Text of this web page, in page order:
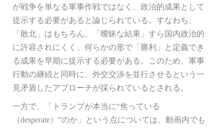
が戦争を単なる軍事作戦ではなく、政治的成果として
提示する必要があると論じられている。すなわち、
「敗北」はもちろん、「曖昧な結果」すら国内政治的
に許容されにくく、何らかの形で「勝利」と定義でき
る成果を早期に提示する必要がある。このため、軍事
行動の継続と同時に、外交交渉を並行させるという一
見矛盾したアプローチが採られているとされる。
一方で、「トランプが本当に“焦っている
（desperate）”のか」という点については、動画内でも